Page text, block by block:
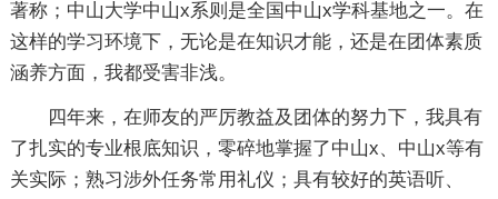
著称；中山大学中山x系则是全国中山x学科基地之一。在
这样的学习环境下，无论是在知识才能，还是在团体素质
涵养方面，我都受害非浅。
四年来，在师友的严厉教益及团体的努力下，我具有
了扎实的专业根底知识，零碎地掌握了中山x、中山x等有
关实际；熟习涉外任务常用礼仪；具有较好的英语听、